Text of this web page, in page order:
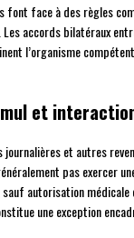
face à des règles
accords bilatéraux
l’organisme
et
journalières et autres
pas exercer
autorisation médicale
une exception